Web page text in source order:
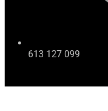
613 127 099